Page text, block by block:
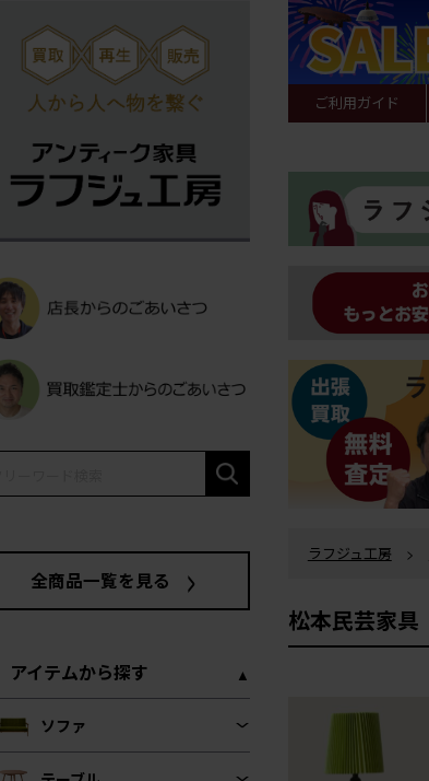
全商品一覧を見る
アイテムから探す
ソファ
ご利用ガイド
ラフジュ工房 >
松本民芸家具